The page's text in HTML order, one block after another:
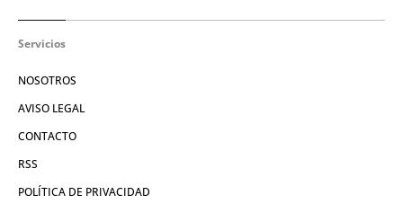
Servicios
NOSOTROS
AVISO LEGAL
CONTACTO
RSS
POLÍTICA DE PRIVACIDAD